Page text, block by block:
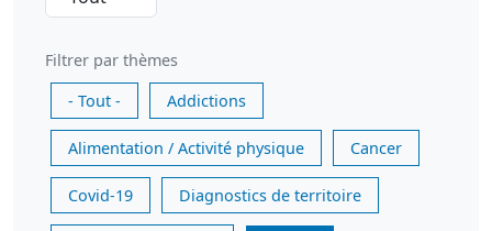
Filtrer par thèmes
- Tout -
Addictions
Alimentation / Activité physique Cancer
Covid-19 Diagnostics de territoire